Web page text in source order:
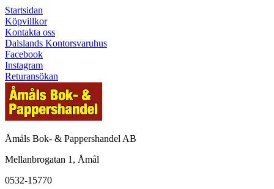
Startsidan
Köpvillkor
Kontakta oss
Dalslands Kontorsvaruhus
Facebook
Instagram
Returansökan
Åmåls Bok- & Pappershandel AB
Mellanbrogatan 1, Åmål
0532-15770